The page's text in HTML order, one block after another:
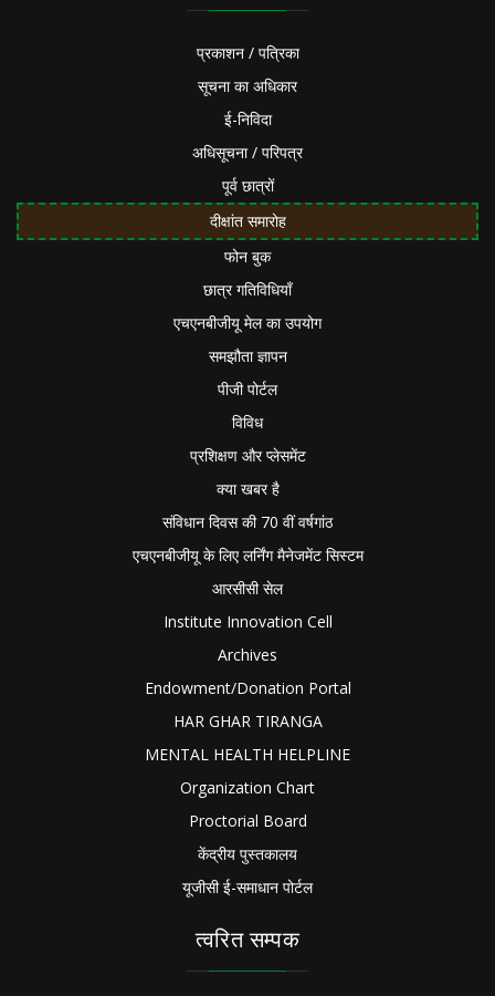
प्रकाशन / पत्रिका
सूचना का अधिकार
ई-निविदा
अधिसूचना / परिपत्र
पूर्व छात्रों
दीक्षांत समारोह
फोन बुक
छात्र गतिविधियाँ
एचएनबीजीयू मेल का उपयोग
समझौता ज्ञापन
पीजी पोर्टल
विविध
प्रशिक्षण और प्लेसमेंट
क्या खबर है
संविधान दिवस की 70 वीं वर्षगांठ
एचएनबीजीयू के लिए लर्निंग मैनेजमेंट सिस्टम
आरसीसी सेल
Institute Innovation Cell
Archives
Endowment/Donation Portal
HAR GHAR TIRANGA
MENTAL HEALTH HELPLINE
Organization Chart
Proctorial Board
केंद्रीय पुस्तकालय
यूजीसी ई-समाधान पोर्टल
त्वरित सम्पक